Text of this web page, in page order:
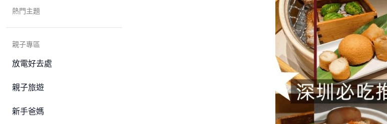
熱門主題
親子專區
放電好去處
親子旅遊
新手爸媽